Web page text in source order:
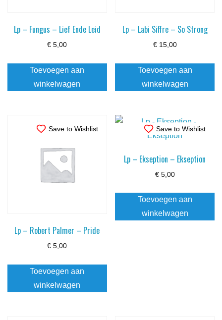
Lp – Fungus – Lief Ende Leid
€ 5,00
Toevoegen aan
winkelwagen
Lp – Labi Siffre – So Strong
€15,00
Toevoegen aan
winkelwagen
Save to Wishlist
Lp – Robert Palmer – Pride
€ 5,00
Toevoegen aan
winkelwagen
Save to Wishlist
Lp – Ekseption – Ekseption
€5,00
Toevoegen aan
winkelwagen